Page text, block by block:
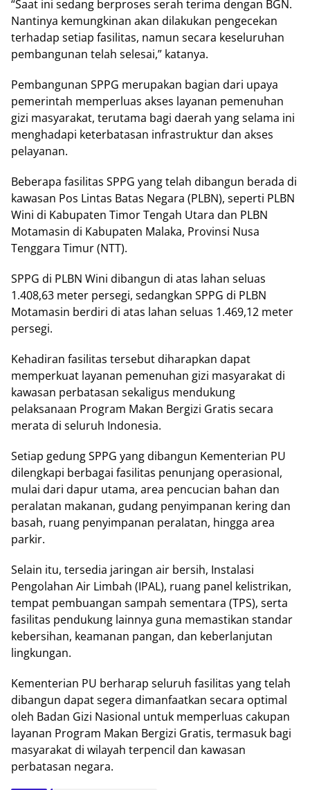
“Saat ini sedang berproses serah terima dengan BGN.
Nantinya kemungkinan akan dilakukan pengecekan
terhadap setiap fasilitas, namun secara keseluruhan
pembangunan telah selesai,” katanya.
Pembangunan SPPG merupakan bagian dari upaya
pemerintah memperluas akses layanan pemenuhan
gizi masyarakat, terutama bagi daerah yang selama ini
menghadapi keterbatasan infrastruktur dan akses
pelayanan.
Beberapa fasilitas SPPG yang telah dibangun berada di
kawasan Pos Lintas Batas Negara (PLBN), seperti PLBN
Wini di Kabupaten Timor Tengah Utara dan PLBN
Motamasin di Kabupaten Malaka, Provinsi Nusa
Tenggara Timur (NTT).
SPPG di PLBN Wini dibangun di atas lahan seluas
1.408,63 meter persegi, sedangkan SPPG di PLBN
Motamasin berdiri di atas lahan seluas 1.469,12 meter
persegi.
Kehadiran fasilitas tersebut diharapkan dapat
memperkuat layanan pemenuhan gizi masyarakat di
kawasan perbatasan sekaligus mendukung
pelaksanaan Program Makan Bergizi Gratis secara
merata di seluruh Indonesia.
Setiap gedung SPPG yang dibangun Kementerian PU
dilengkapi berbagai fasilitas penunjang operasional,
mulai dari dapur utama, area pencucian bahan dan
peralatan makanan, gudang penyimpanan kering dan
basah, ruang penyimpanan peralatan, hingga area
parkir.
Selain itu, tersedia jaringan air bersih, Instalasi
Pengolahan Air Limbah (IPAL), ruang panel kelistrikan,
tempat pembuangan sampah sementara (TPS), serta
fasilitas pendukung lainnya guna memastikan standar
kebersihan, keamanan pangan, dan keberlanjutan
lingkungan.
Kementerian PU berharap seluruh fasilitas yang telah
dibangun dapat segera dimanfaatkan secara optimal
oleh Badan Gizi Nasional untuk memperluas cakupan
layanan Program Makan Bergizi Gratis, termasuk bagi
masyarakat di wilayah terpencil dan kawasan
perbatasan negara.